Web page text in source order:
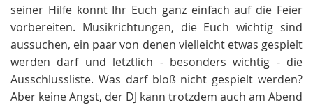
seiner Hilfe könnt Ihr Euch ganz einfach auf die Feier
vorbereiten. Musikrichtungen, die Euch wichtig sind
aussuchen, ein paar von denen vielleicht etwas gespielt
werden darf und letztlich - besonders wichtig - die
Ausschlussliste. Was darf bloß nicht gespielt werden?
Aber keine Angst, der DJ kann trotzdem auch am Abend